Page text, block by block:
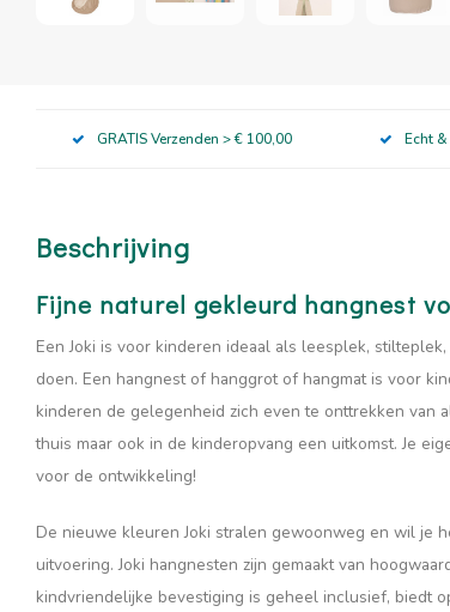
GRATIS Verzenden > € 100,00 Echt
Beschrijving
Fijne naturel gekleurd hangnest
Een Joki is voor kinderen ideaal als leesplek,
doen. Een hangnest of hanggrot of hangmat is voor
kinderen de gelegenheid zich even te onttrekken van
thuis maar ook in de kinderopvang een uitkomst. Je
voor de ontwikkeling!
De nieuwe kleuren Joki stralen gewoonweg en wil je
uitvoering. Joki hangnesten zijn gemaakt van
kindvriendelijke bevestiging is geheel inclusief, biedt